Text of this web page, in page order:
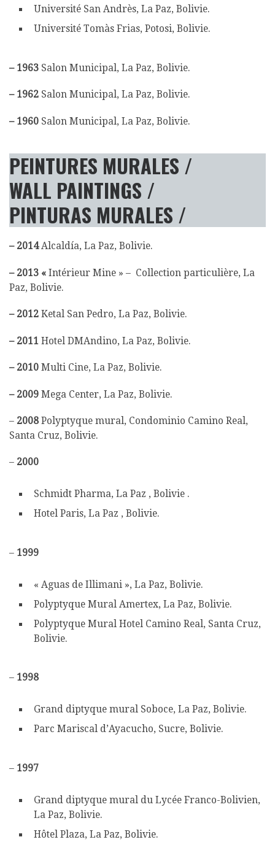
Université San Andrès, La Paz, Bolivie.
Université Tomàs Frias, Potosi, Bolivie.
– 1963 Salon Municipal, La Paz, Bolivie.
– 1962 Salon Municipal, La Paz, Bolivie.
– 1960 Salon Municipal, La Paz, Bolivie.
PEINTURES MURALES /
WALL PAINTINGS /
PINTURAS MURALES /
– 2014Alcaldía, La Paz, Bolivie.
– 2013 « Intérieur Mine » – Collection particulière, La
Paz, Bolivie.
– 2012 Ketal San Pedro, La Paz, Bolivie.
– 2011 Hotel DMAndino, La Paz, Bolivie.
– 2010 Multi Cine, La Paz, Bolivie.
– 2009 Mega Center, La Paz, Bolivie.
– 2008 Polyptyque mural, Condominio Camino Real,
Santa Cruz, Bolivie.
– 2000
Schmidt Pharma, La Paz , Bolivie .
Hotel Paris, La Paz , Bolivie.
– 1999
« Aguas de Illimani », La Paz, Bolivie.
Polyptyque Mural Amertex, La Paz, Bolivie.
Polyptyque Mural Hotel Camino Real, Santa Cruz,
Bolivie.
– 1998
Grand diptyque mural Soboce, La Paz, Bolivie.
Parc Mariscal d’Ayacucho, Sucre, Bolivie.
– 1997
Grand diptyque mural du Lycée Franco-Bolivien,
La Paz, Bolivie.
Hôtel Plaza, La Paz, Bolivie.